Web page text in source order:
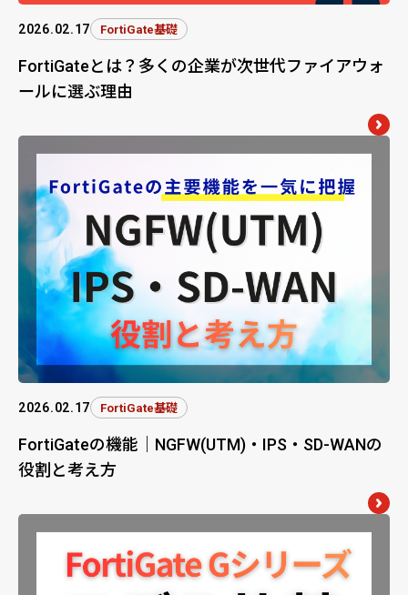
2026.02.17 FortiGate基礎
FortiGateとは？多くの企業が次世代ファイアウォ
ールに選ぶ理由
2026.02.17 FortiGate基礎
FortiGateの機能｜NGFW(UTM)・IPS・SD-WANの
役割と考え方